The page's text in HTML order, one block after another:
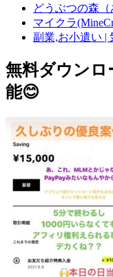
どうぶつの森
マイクラ
副業,お小遣い |
無料ダウンロ
能😊